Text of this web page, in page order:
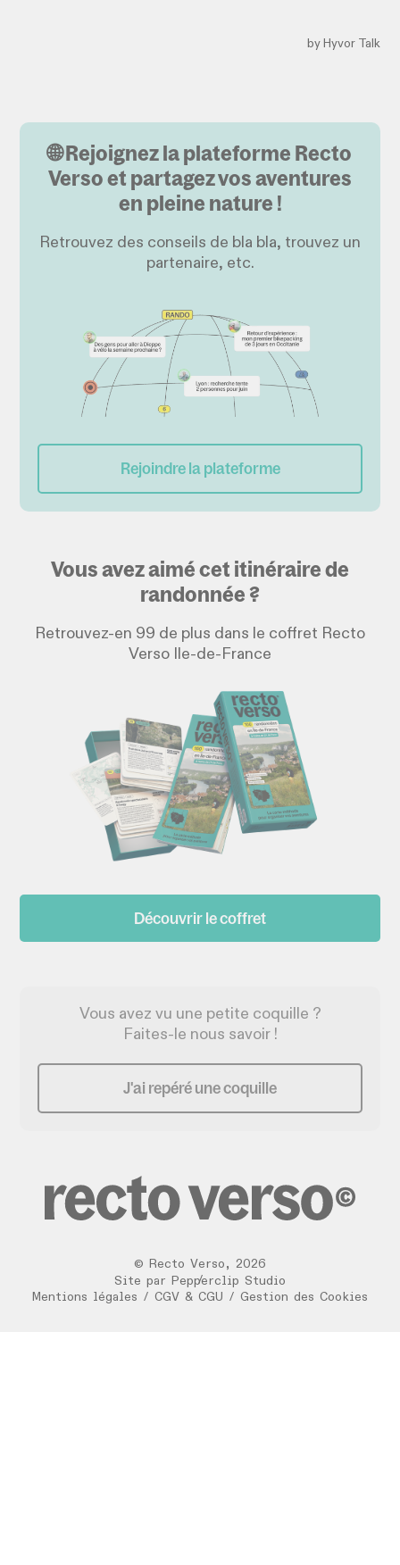
🌐 Rejoignez la plateforme Recto
Verso et partagez vos aventures
en pleine nature !
Retrouvez des conseils de bla bla, trouvez un
partenaire, etc.
Rejoindre la plateforme
Vous avez aimé cet itinéraire de
randonnée ?
Retrouvez-en 99 de plus dans le coffret Recto
Verso Ile-de-France
Découvrir le coffret
Vous avez vu une petite coquille ?
Faites-le nous savoir !
J'ai repéré une coquille
© Recto Verso , 2026
/
Site par
Pepperclip Studio
Mentions légales / CGV & CGU / Gestion des Cookies